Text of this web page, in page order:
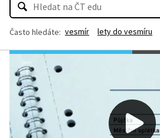
Často hledáte: vesmír lety do vesmíru